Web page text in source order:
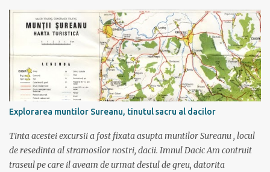
Explorarea muntilor Sureanu, tinutul sacru al dacilor
Tinta acestei excursii a fost fixata asupta muntilor Sureanu , locul
de resedinta al stramosilor nostri, dacii. Imnul Dacic Am contruit
traseul pe care il aveam de urmat destul de greu, datorita